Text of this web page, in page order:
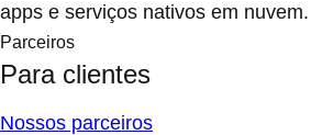
apps e serviços nativos em nuvem.
Parceiros
Para clientes
Nossos parceiros